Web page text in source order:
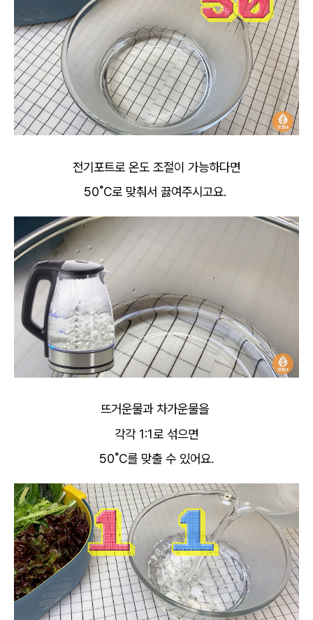
전기포트로 온도 조절이 가능하다면
50˚C로 맞춰서 끓여주시고요.
뜨거운물과 차가운물을
각각 1:1로 섞으면
50˚C를 맞출 수 있어요.